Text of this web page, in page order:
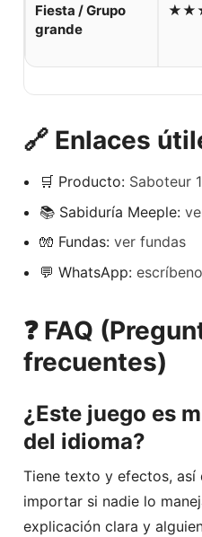
Fiesta / Grupo
grande
🔗 Enlaces
🛒 Producto: Saboteur
📚 Sabiduría Meeple:
🧤 Fundas: ver fundas
💬 WhatsApp:
❓ FAQ
frecuentes)
¿Este juego es
del idioma?
Tiene texto y efectos, así
importar si nadie lo
explicación clara y